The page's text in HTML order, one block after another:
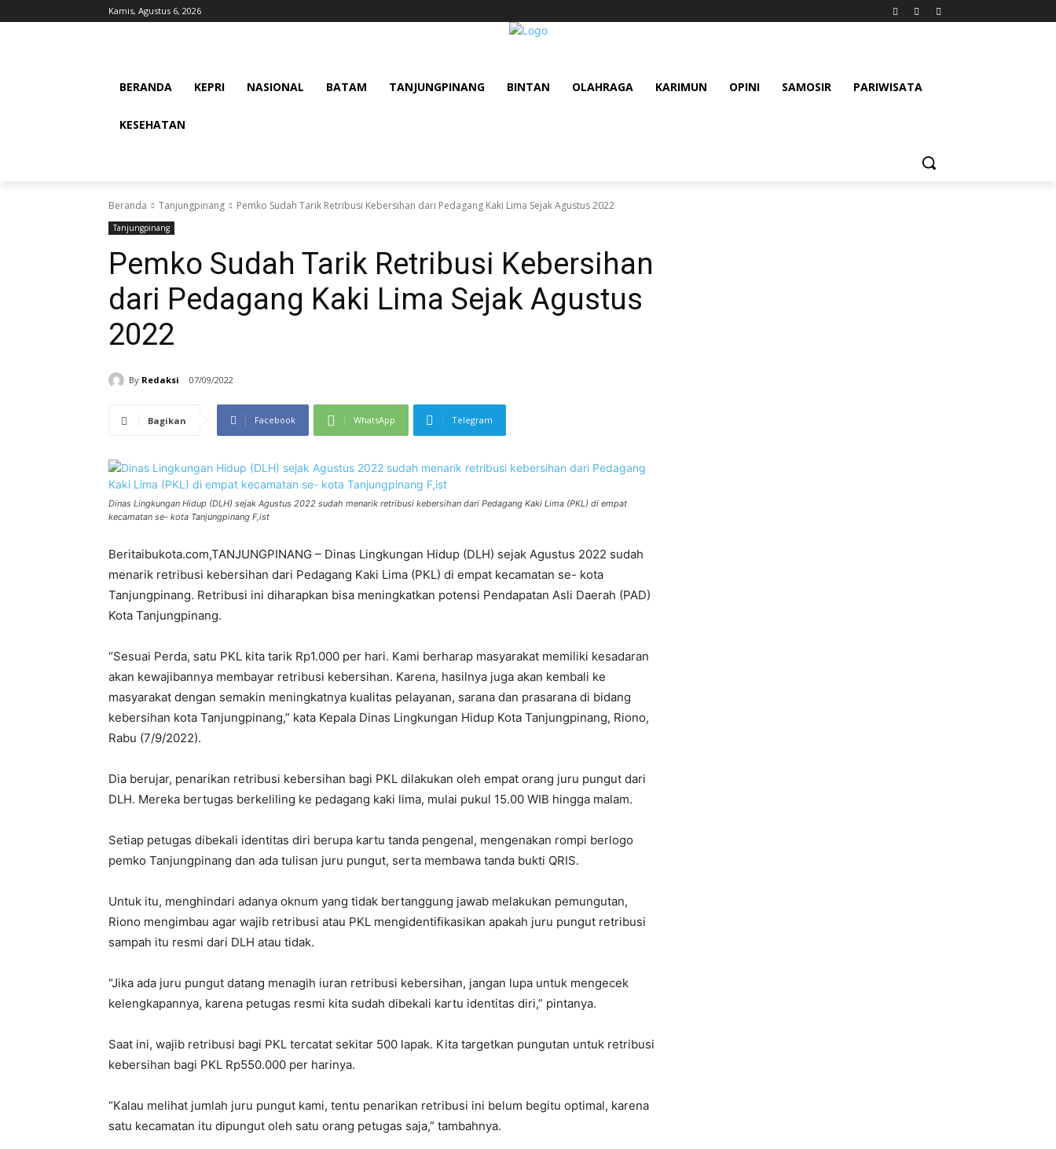
Kamis, Agustus 6, 2026
BERANDA KEPRI NASIONAL BATAM TANJUNGPINANG BINTAN OLAHRAGA KARIMUN OPINI SAMOSIR PARIWISATA
KESEHATAN
Beranda Tanjungpinang Pemko Sudah Tarik Retribusi Kebersihan dari Pedagang Kaki Lima Sejak Agustus 2022
Tanjungpinang
Pemko Sudah Tarik Retribusi Kebersihan
dari Pedagang Kaki Lima Sejak Agustus
2022
By Redaksi 07/09/2022
Bagikan Facebook WhatsApp Telegram
Dinas Lingkungan Hidup (DLH) sejak Agustus 2022 sudah menarik retribusi kebersihan dari Pedagang Kaki Lima (PKL) di empat
kecamatan se- kota Tanjungpinang F,ist
Beritaibukota.com,TANJUNGPINANG – Dinas Lingkungan Hidup (DLH) sejak Agustus 2022 sudah
menarik retribusi kebersihan dari Pedagang Kaki Lima (PKL) di empat kecamatan se- kota
Tanjungpinang. Retribusi ini diharapkan bisa meningkatkan potensi Pendapatan Asli Daerah (PAD)
Kota Tanjungpinang.
“Sesuai Perda, satu PKL kita tarik Rp1.000 per hari. Kami berharap masyarakat memiliki kesadaran
akan kewajibannya membayar retribusi kebersihan. Karena, hasilnya juga akan kembali ke
masyarakat dengan semakin meningkatnya kualitas pelayanan, sarana dan prasarana di bidang
kebersihan kota Tanjungpinang,” kata Kepala Dinas Lingkungan Hidup Kota Tanjungpinang, Riono,
Rabu (7/9/2022).
Dia berujar, penarikan retribusi kebersihan bagi PKL dilakukan oleh empat orang juru pungut dari
DLH. Mereka bertugas berkeliling ke pedagang kaki lima, mulai pukul 15.00 WIB hingga malam.
Setiap petugas dibekali identitas diri berupa kartu tanda pengenal, mengenakan rompi berlogo
pemko Tanjungpinang dan ada tulisan juru pungut, serta membawa tanda bukti QRIS.
Untuk itu, menghindari adanya oknum yang tidak bertanggung jawab melakukan pemungutan,
Riono mengimbau agar wajib retribusi atau PKL mengidentifikasikan apakah juru pungut retribusi
sampah itu resmi dari DLH atau tidak.
“Jika ada juru pungut datang menagih iuran retribusi kebersihan, jangan lupa untuk mengecek
kelengkapannya, karena petugas resmi kita sudah dibekali kartu identitas diri,” pintanya.
Saat ini, wajib retribusi bagi PKL tercatat sekitar 500 lapak. Kita targetkan pungutan untuk retribusi
kebersihan bagi PKL Rp550.000 per harinya.
“Kalau melihat jumlah juru pungut kami, tentu penarikan retribusi ini belum begitu optimal, karena
satu kecamatan itu dipungut oleh satu orang petugas saja,” tambahnya.